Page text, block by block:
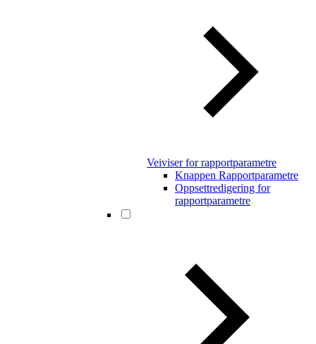
Veiviser for rapportparametre
Knappen Rapportparametre
Oppsettredigering for
rapportparametre